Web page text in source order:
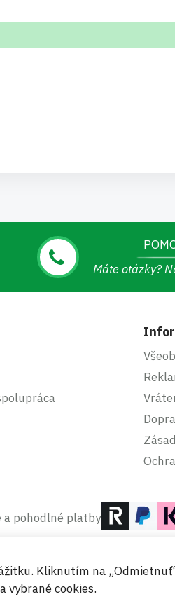
Máte otázky?
a pohodlné platby
Kliknutím na
vybrané cookies.